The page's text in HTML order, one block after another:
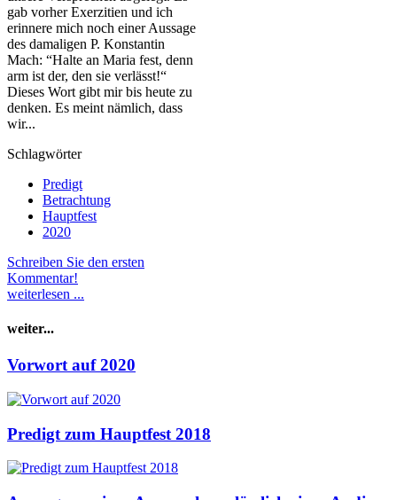
gab vorher Exerzitien und ich
erinnere mich noch einer Aussage
des damaligen P. Konstantin
Mach: “Halte an Maria fest, denn
arm ist der, den sie verlässt!“
Dieses Wort gibt mir bis heute zu
denken. Es meint nämlich, dass
wir...
Schlagwörter
Predigt
Betrachtung
Hauptfest
2020
Schreiben Sie den ersten
Kommentar!
weiterlesen ...
weiter...
Vorwort auf 2020
Predigt zum Hauptfest 2018